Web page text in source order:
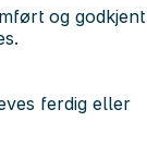
og godkjent
ferdig eller